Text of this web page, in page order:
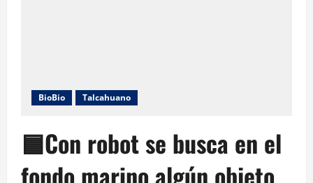
BioBio Talcahuano
🟦Con robot se busca en el
fondo marino algún objeto